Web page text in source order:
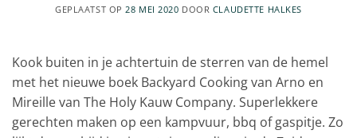
GEPLAATST OP 28 MEI 2020 DOOR CLAUDETTE HALKES
Kook buiten in je achtertuin de sterren van de hemel
met het nieuwe boek Backyard Cooking van Arno en
Mireille van The Holy Kauw Company. Superlekkere
gerechten maken op een kampvuur, bbq of gaspitje. Zo